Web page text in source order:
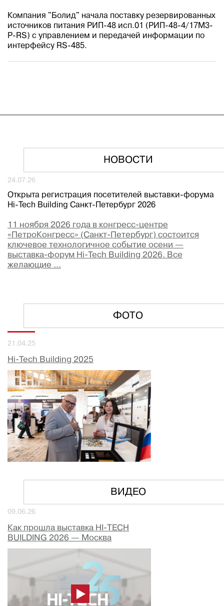
Компания "Болид" начала поставку резервированных
источников питания РИП-48 исп.01 (РИП-48-4/17М3-
P-RS) с управлением и передачей информации по
интерфейсу RS-485.
НОВОСТИ
24.07.26
Открыта регистрация посетителей выставки-форума
Hi-Tech Building Санкт-Петербург 2026
11 ноября 2026 года в конгресс-центре
«ПетроКонгресс» (Санкт-Петербург) состоится
ключевое технологичное событие осени —
выставка-форум Hi-Tech Building 2026. Все
желающие ...
ФОТО
21.04.25
Hi-Tech Building 2025
ВИДЕО
09.06.26
Как прошла выставка HI-TECH
BUILDING 2026 — Москва